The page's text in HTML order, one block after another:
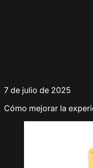
7 de julio de 2025
Cómo mejorar la